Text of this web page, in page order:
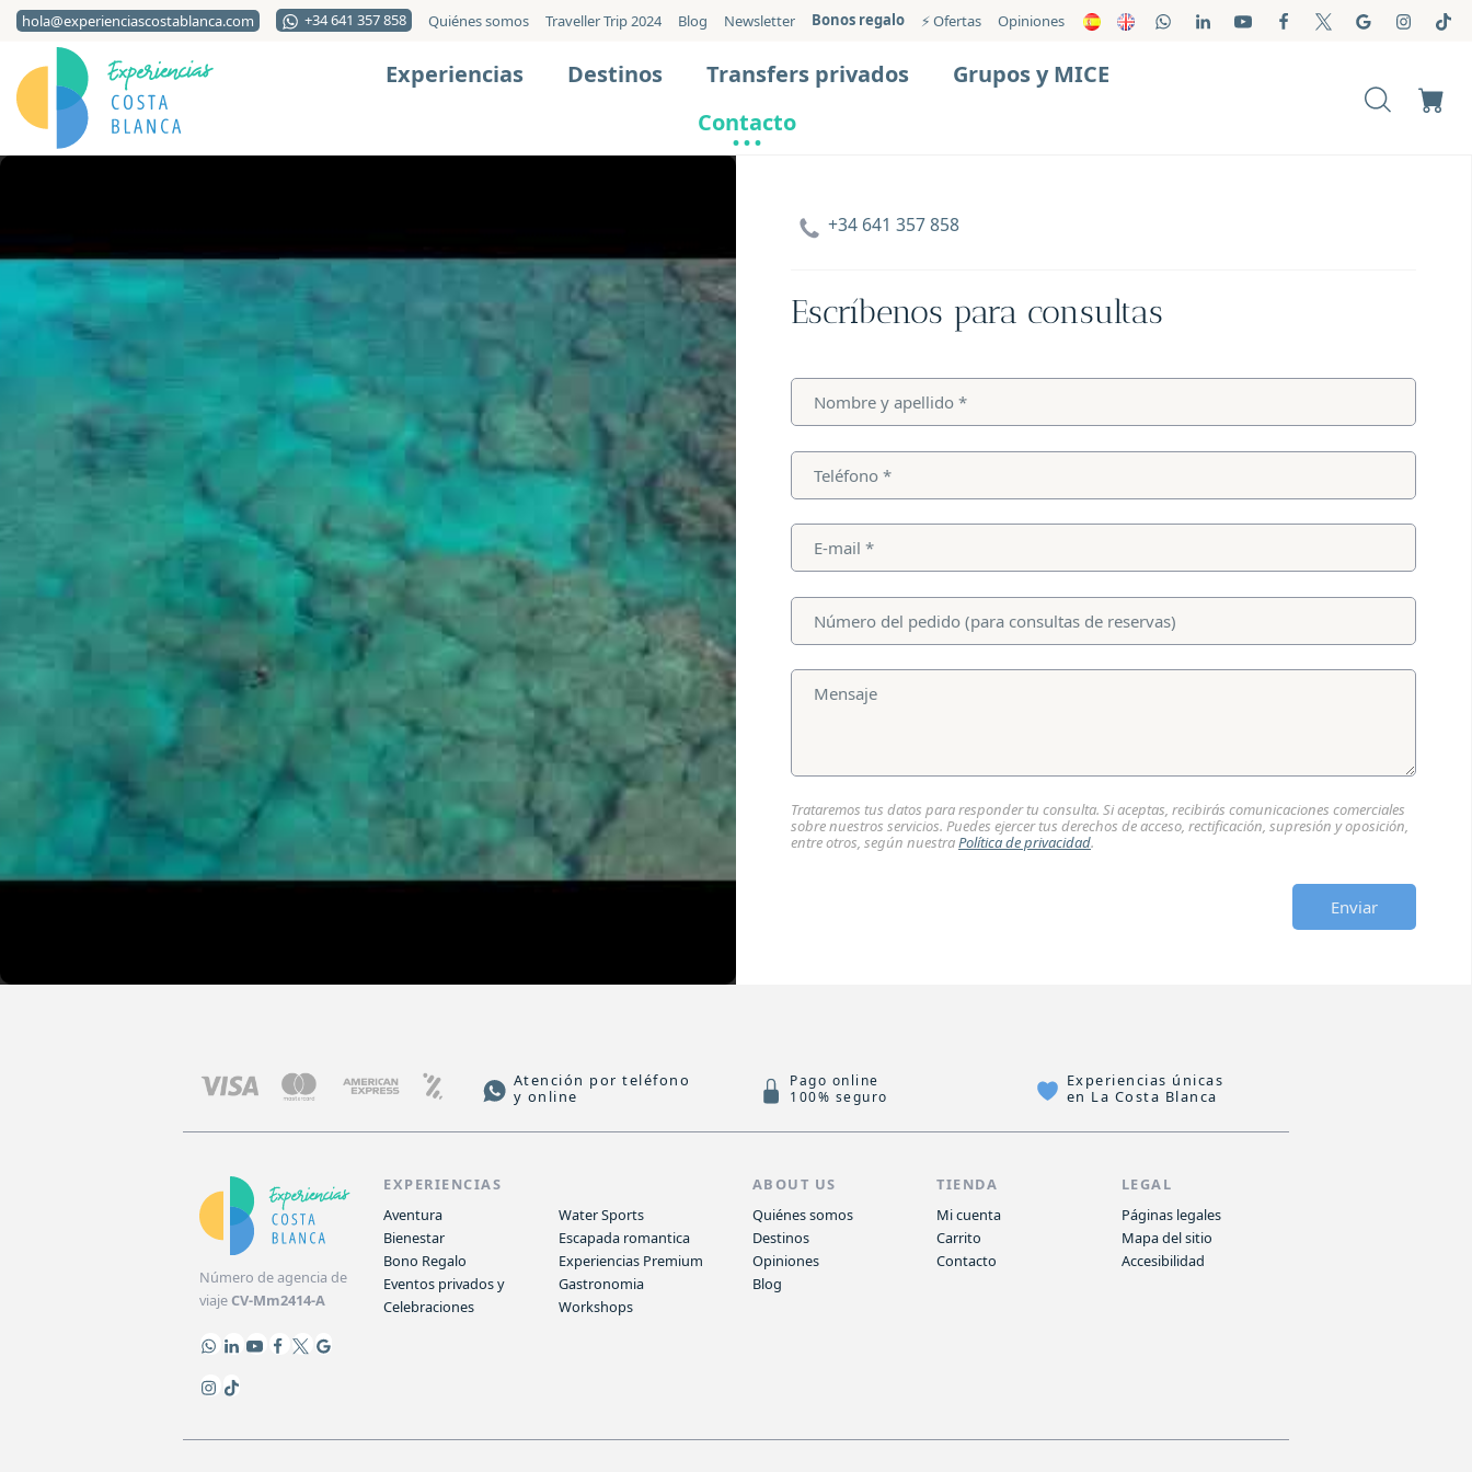
hola@experienciascostablanca.com +34 641 357 858 Quiénes somos Traveller Trip 2024 Blog Newsletter Bonos regalo ⚡️ Ofertas Opiniones
Experiencias Destinos Transfers privados
Grupos y MICE
Contacto
+34 641 357 858
Escríbenos para consultas
Trataremos tus datos para responder tu consulta. Si aceptas, recibirás comunicaciones comerciales
sobre nuestros servicios. Puedes ejercer tus derechos de acceso, rectificación, supresión y oposición,
entre otros, según nuestraPolítica de privacidad.
Enviar
Atención por teléfono
y online
Pago online
100% seguro
Experiencias únicas
en La Costa Blanca
Número de agencia de
viajeCV-Mm2414-A
EXPERIENCIAS
Aventura
Bienestar
Bono Regalo
Eventos privados y
Celebraciones
Water Sports
Escapada romantica
Experiencias Premium
Gastronomia
Workshops
ABOUT US
Quiénes somos
Destinos
Opiniones
Blog
TIENDA
Mi cuenta
Carrito
Contacto
LEGAL
Páginas legales
Mapa del sitio
Accesibilidad